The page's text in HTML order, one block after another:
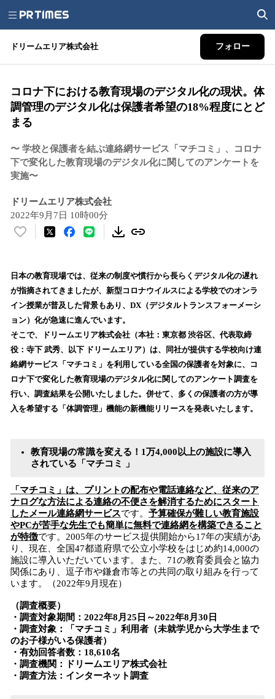
ドリームエリア株式会社 フォロー
コロナ下における教育現場のデジタル化の現状。体
調管理のデジタル化は保護者希望の18%程度にとど
まる
〜 学校と保護者を結ぶ連絡網サービス「マチコミ」、コロナ
下で変化した教育現場のデジタル化に関してのアンケートを
実施〜
ドリームエリア株式会社
2022年9月7日 10時00分
い
！
数
を
読
み
込
み
中
で
す
日本の教育現場では、従来の制度や慣行から長らくデジタル化の遅れ
が指摘されてきましたが、新型コロナウイルスによる学校でのオンラ
イン授業が普及した背景もあり、DX（デジタルトランスフォーメーシ
ョン）化が急速に進んでいます。
そこで、ドリームエリア株式会社（本社：東京都 渋谷区、代表取締
役：寺下 武秀、以下 ドリームエリア）は、同社が提供する学校向け連
絡網サービス「マチコミ」を利用している全国の保護者を対象に、コ
ロナ下で変化した教育現場のデジタル化に関してのアンケート調査を
行い、調査結果を公開いたしました。併せて、多くの保護者の方が導
入を希望する「体調管理」機能の新機能リリースを発表いたします。
教育現場の常識を変える！1万4,000以上の施設に導入
されている「マチコミ 」
「マチコミ」は、プリントの配布や電話連絡など、従来のア
ナログな方法による連絡の不便さを解消するためにスタート
したメール連絡網サービスです。 予算確保が難しい教育施設
やPCが苦手な先生でも簡単に無料で連絡網を構築できること
が特徴です。2005年のサービス提供開始から17年の実績があ
り、現在、全国47都道府県で公立小学校をはじめ約14,000の
施設に導入いただいています。また、71の教育委員会と協力
関係にあり、逗子市や鎌倉市等との共同の取り組みを行って
います。（2022年9月現在）
（調査概要）
・調査対象期間：2022年8月25日～2022年8月30日
・調査対象：「マチコミ」利用者（未就学児から大学生まで
のお子様がいる保護者）
・有効回答者数：18,610名
・調査機関：ドリームエリア株式会社
・調査方法：インターネット調査